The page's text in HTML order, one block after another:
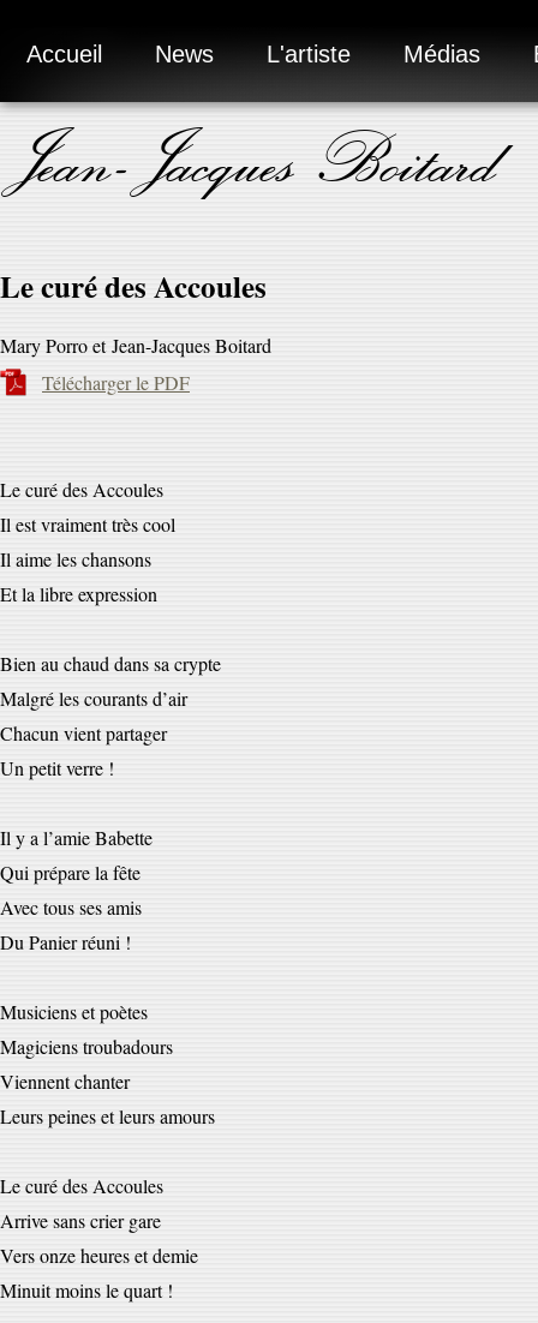
Accueil News L'artiste Médias
Jean-Jacques Boitard
Le curé des Accoules
Mary Porro et Jean-Jacques Boitard
Télécharger le PDF
Le curé des Accoules
Il est vraiment très cool
Il aime les chansons
Et la libre expression
Bien au chaud dans sa crypte
Malgré les courants d’air
Chacun vient partager
Un petit verre !
Il y a l’amie Babette
Qui prépare la fête
Avec tous ses amis
Du Panier réuni !
Musiciens et poètes
Magiciens troubadours
Viennent chanter
Leurs peines et leurs amours
Le curé des Accoules
Arrive sans crier gare
Vers onze heures et demie
Minuit moins le quart !